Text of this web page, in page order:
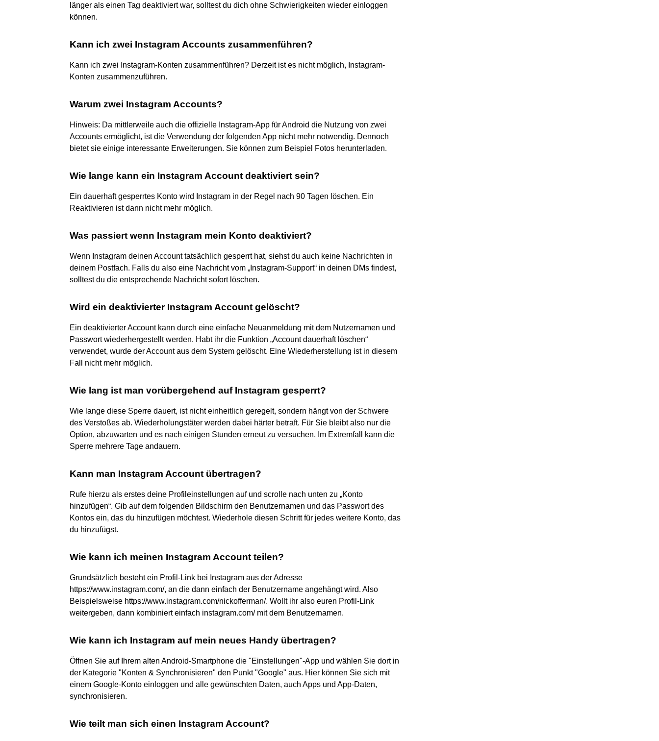
länger als einen Tag deaktiviert war, solltest du dich ohne Schwierigkeiten wieder einloggen
können.
Kann ich zwei Instagram Accounts zusammenführen?
Kann ich zwei Instagram-Konten zusammenführen? Derzeit ist es nicht möglich, Instagram-
Konten zusammenzuführen.
Warum zwei Instagram Accounts?
Hinweis: Da mittlerweile auch die offizielle Instagram-App für Android die Nutzung von zwei
Accounts ermöglicht, ist die Verwendung der folgenden App nicht mehr notwendig. Dennoch
bietet sie einige interessante Erweiterungen. Sie können zum Beispiel Fotos herunterladen.
Wie lange kann ein Instagram Account deaktiviert sein?
Ein dauerhaft gesperrtes Konto wird Instagram in der Regel nach 90 Tagen löschen. Ein
Reaktivieren ist dann nicht mehr möglich.
Was passiert wenn Instagram mein Konto deaktiviert?
Wenn Instagram deinen Account tatsächlich gesperrt hat, siehst du auch keine Nachrichten in
deinem Postfach. Falls du also eine Nachricht vom „Instagram-Support“ in deinen DMs findest,
solltest du die entsprechende Nachricht sofort löschen.
Wird ein deaktivierter Instagram Account gelöscht?
Ein deaktivierter Account kann durch eine einfache Neuanmeldung mit dem Nutzernamen und
Passwort wiederhergestellt werden. Habt ihr die Funktion „Account dauerhaft löschen“
verwendet, wurde der Account aus dem System gelöscht. Eine Wiederherstellung ist in diesem
Fall nicht mehr möglich.
Wie lang ist man vorübergehend auf Instagram gesperrt?
Wie lange diese Sperre dauert, ist nicht einheitlich geregelt, sondern hängt von der Schwere
des Verstoßes ab. Wiederholungstäter werden dabei härter betraft. Für Sie bleibt also nur die
Option, abzuwarten und es nach einigen Stunden erneut zu versuchen. Im Extremfall kann die
Sperre mehrere Tage andauern.
Kann man Instagram Account übertragen?
Rufe hierzu als erstes deine Profileinstellungen auf und scrolle nach unten zu „Konto
hinzufügen“. Gib auf dem folgenden Bildschirm den Benutzernamen und das Passwort des
Kontos ein, das du hinzufügen möchtest. Wiederhole diesen Schritt für jedes weitere Konto, das
du hinzufügst.
Wie kann ich meinen Instagram Account teilen?
Grundsätzlich besteht ein Profil-Link bei Instagram aus der Adresse
https://www.instagram.com/, an die dann einfach der Benutzername angehängt wird. Also
Beispielsweise https://www.instagram.com/nickofferman/. Wollt ihr also euren Profil-Link
weitergeben, dann kombiniert einfach instagram.com/ mit dem Benutzernamen.
Wie kann ich Instagram auf mein neues Handy übertragen?
Öffnen Sie auf Ihrem alten Android-Smartphone die "Einstellungen"-App und wählen Sie dort in
der Kategorie "Konten & Synchronisieren" den Punkt "Google" aus. Hier können Sie sich mit
einem Google-Konto einloggen und alle gewünschten Daten, auch Apps und App-Daten,
synchronisieren.
Wie teilt man sich einen Instagram Account?